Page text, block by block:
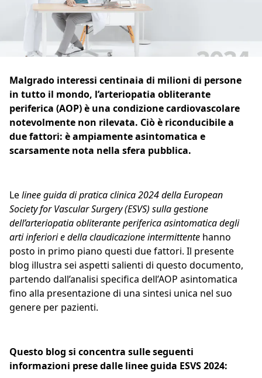
Malgrado interessi centinaia di milioni di persone
in tutto il mondo, l’arteriopatia obliterante
periferica (AOP) è una condizione cardiovascolare
notevolmente non rilevata. Ciò è riconducibile a
due fattori: è ampiamente asintomatica e
scarsamente nota nella sfera pubblica.
Lelinee guida di pratica clinica 2024 dellaEuropean
Society for Vascular Surgery (ESVS) sulla gestione
dell’arteriopatia obliterante periferica asintomatica degli
arti inferiori e della claudicazione intermittente hanno
posto in primo piano questi due fattori. Il presente
blog illustra sei aspetti salienti di questo documento,
partendo dall’analisi specifica dell’AOP asintomatica
fino alla presentazione di una sintesi unica nel suo
genere per pazienti.
Questo blog si concentra sulle seguenti
informazioni prese dalle linee guida ESVS 2024: